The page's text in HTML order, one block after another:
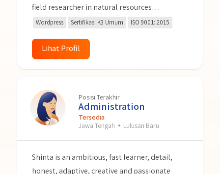
field researcher in natural resources
conservation projects. Passionate about
responsible and hardworking person, a fast
learner, adaptable to a multicultural
Wordpress Sertifikasi K3 Umum ISO 9001: 2015
Lihat Profil
Posisi Terakhir
Administration
Tersedia
Jawa Tengah
Lulusan Baru
Shinta is an ambitious, fast learner, detail,
honest, adaptive, creative and passionate